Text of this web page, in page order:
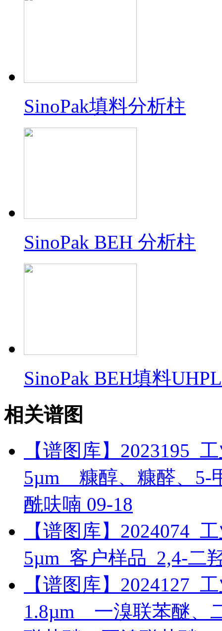
SinoPak填料分析柱
SinoPak BEH 分析柱
SinoPak BEH填料
相关谱图
【谱图库】2023195_
5µm__糠醇、糠醛、
酰呋喃 09-18
【谱图库】2024074_
5µm_客户样品_2,4-二
【谱图库】2024127_
1.8µm__一溴联苯醚